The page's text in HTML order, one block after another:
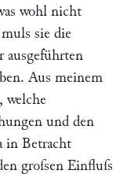
wohl nicht
sie die
ausgeführten
Aus meinem
welche
und den
in Betracht
groſsen Einfluſs